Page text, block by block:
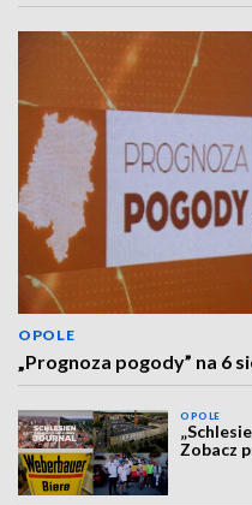
OPOLE
„Prognoza pogody” na 6
OPOLE
Zobacz